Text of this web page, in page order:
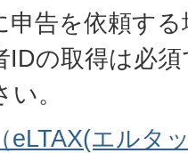
申告を依頼す
IDの取得は必
。
eLTAX(エルタ